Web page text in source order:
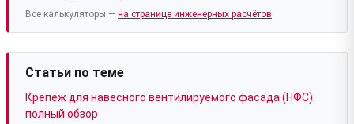
Все калькуляторы — на странице инженерных расчётов
Статьи по теме
Крепёж для навесного вентилируемого фасада (НФС):
полный обзор